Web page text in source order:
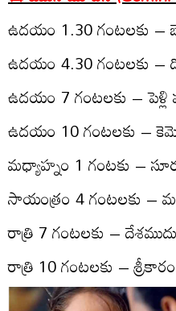
ఉద‌యం 1.30 గంట‌ల‌కు –
ఉద‌యం 4.30 గంట‌ల‌కు –
ఉద‌యం 7 గంట‌ల‌కు – పెళ్లి
ఉద‌యం 10 గంట‌ల‌కు –
మధ్యాహ్నం 1 గంటకు –
సాయంత్రం 4 గంట‌ల‌కు –
రాత్రి 7 గంట‌ల‌కు –
రాత్రి 10 గంట‌ల‌కు – శ్రీకారం